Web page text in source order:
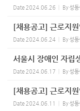
Date 2024.06.26 By성동
[채용공고] 근로지
Date 2024.06.24 By성동
서울시 장애인 자립
Date 2024.06.17 By성동
[채용공고] 근로지
Date 2024.06.11 By성동